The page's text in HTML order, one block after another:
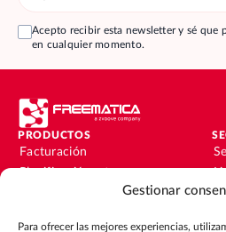
Gestionar
Para ofrecer las mejores experiencias,
Acepto recibir esta newsletter y sé que
en cualquier momento.
PRODUCTOS
Facturación